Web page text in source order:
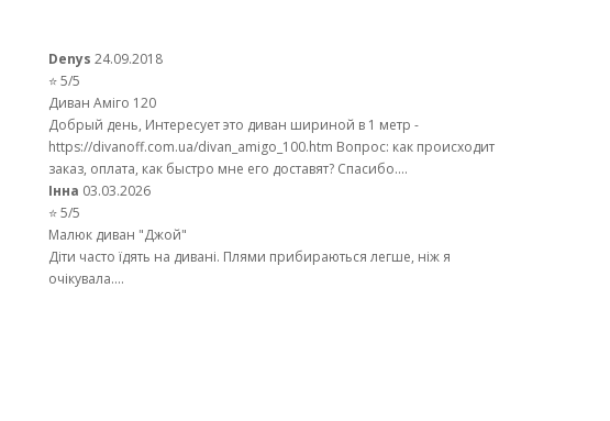
Denys 24.09.2018
⭐ 5/5
Диван Аміго 120
Добрый день, Интересует это диван шириной в 1 метр -
https://divanoff.com.ua/divan_amigo_100.htm Вопрос: как происходит
заказ, оплата, как быстро мне его доставят? Спасибо....
Інна 03.03.2026
⭐ 5/5
Малюк диван "Джой"
Діти часто їдять на дивані. Плями прибираються легше, ніж я
очікувала....